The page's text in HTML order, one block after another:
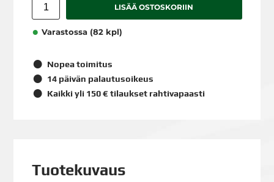
LISÄÄ OSTOSKORIIN
Varastossa (82 kpl)
Nopea toimitus
14 päivän palautusoikeus
Kaikki yli 150 € tilaukset rahtivapaasti
Tuotekuvaus